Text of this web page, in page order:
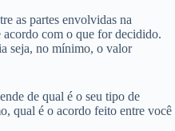
as partes envolvidas na
com o que for decidido.
seja, no mínimo, o valor
de qual é o seu tipo de
qual é o acordo feito entre você